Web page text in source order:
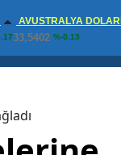
AVUSTRALYA DOLARI
33,5402 %-0.13